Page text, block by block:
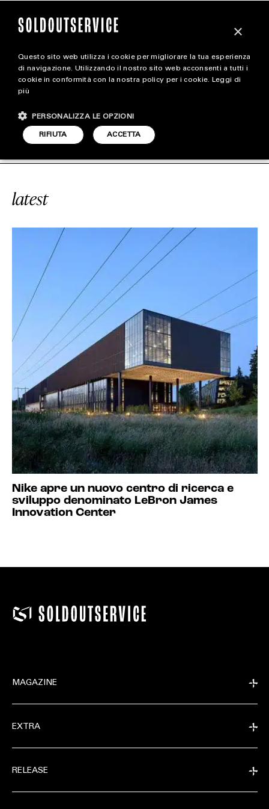
magazine
STYLE
FOOTWEAR
INNOVATION CENTER
latest
Nike apre un nuovo centro di ricerca e
sviluppo denominato LeBron James
Innovation Center
MAGAZINE
EXTRA
RELEASE
×
Questo sito web utilizza i cookie per migliorare la tua esperienza
di navigazione. Utilizzando il nostro sito web acconsenti a tutti i
cookie in conformità con la nostra policy per i cookie. Leggi di
più
ACCETTA
RIFIUTA
PERSONALIZZA LE OPZIONI